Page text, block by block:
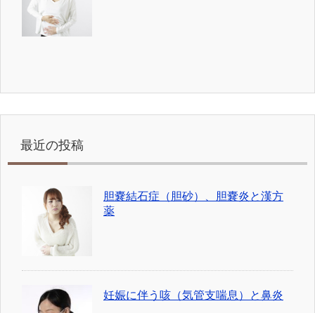
最近の投稿
胆嚢結石症（胆砂）、胆嚢炎と漢方
薬
妊娠に伴う咳（気管支喘息）と鼻炎